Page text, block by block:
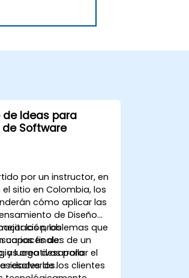
de Ideas para
Software
por un instructor, en
sitio en Colombia, los
cómo aplicar las
de Diseño
los problemas que
finales de un
y luego desarrollar el
resolverlos.
los
capaces de:
creativas para
de los clientes